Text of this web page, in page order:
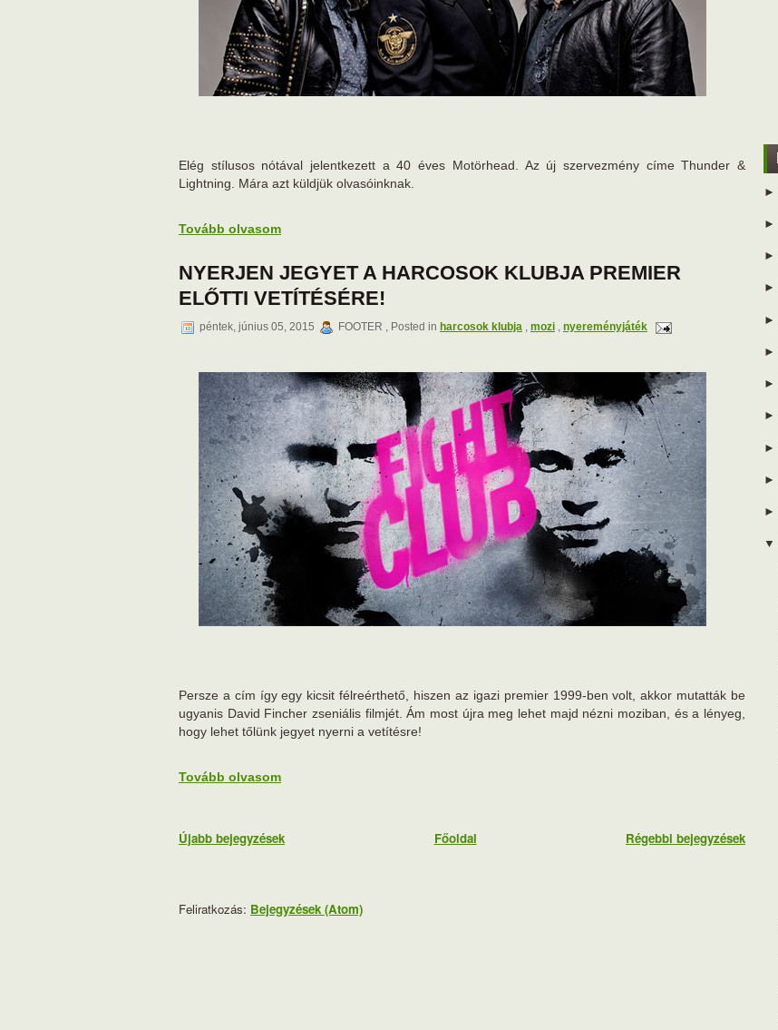
Elég stílusos nótával jelentkezett a 40 éves Motörhead. Az új szervezmény címe Thunder &
Lightning. Mára azt küldjük olvasóinknak.
Tovább olvasom
NYERJEN JEGYET A HARCOSOK KLUBJA PREMIER
ELŐTTI VETÍTÉSÉRE!
péntek, június 05, 2015 FOOTER , Posted in harcosok klubja , mozi , nyereményjáték
Persze a cím így egy kicsit félreérthető, hiszen az igazi premier 1999-ben volt, akkor mutatták be
ugyanis David Fincher zseniális filmjét. Ám most újra meg lehet majd nézni moziban, és a lényeg,
hogy lehet tőlünk jegyet nyerni a vetítésre!
Tovább olvasom
Újabb bejegyzések Régebbi bejegyzések
Főoldal
Feliratkozás: Bejegyzések (Atom)
►
►
►
►
►
►
►
►
►
►
►
▼